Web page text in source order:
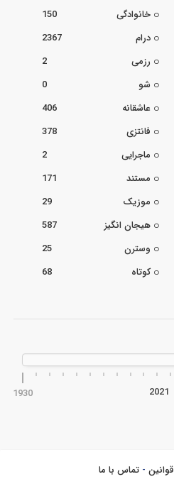
خانوادگی
150
درام
2367
رزمی
2
شو
0
عاشقانه
406
فانتزی
378
ماجرایی
2
مستند
171
موزیک
29
هیجان انگیز
587
وسترن
25
کوتاه
68
1930 2021
قوانین -تماس با ما